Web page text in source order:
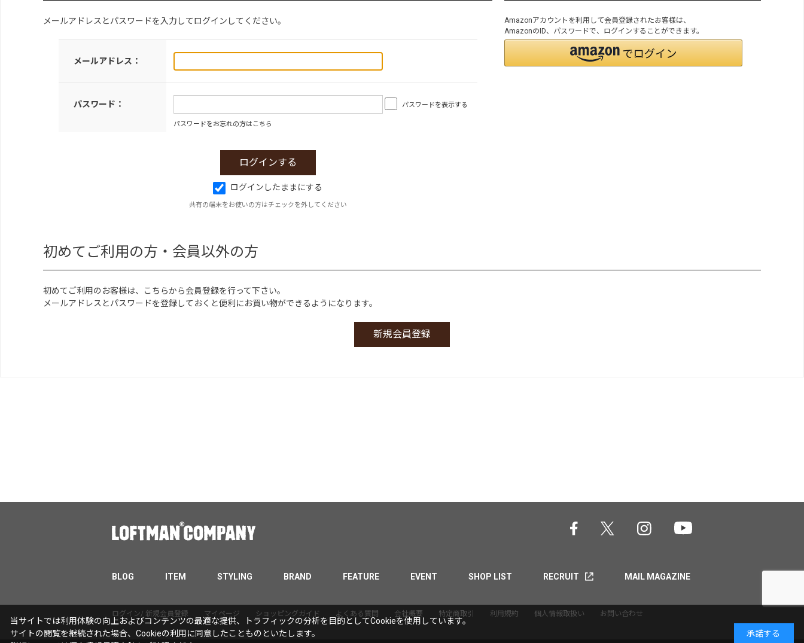
メールアドレスとパスワードを入力してログインしてください。
メールアドレス：
パスワード： パスワードを表示する
パスワードをお忘れの方はこちら
ログインしたままにする
共有の端末をお使いの方はチェックを外してください
Amazonアカウントを利用して会員登録されたお客様は、
AmazonのID、パスワードで、ログインすることができます。
初めてご利用の方・会員以外の方
初めてご利用のお客様は、こちらから会員登録を行って下さい。
メールアドレスとパスワードを登録しておくと便利にお買い物ができるようになります。
BLOG ITEM STYLING BRAND FEATURE EVENT SHOP LIST RECRUIT MAIL MAGAZINE
ログイン/ 新規会員登録 マイページ ショッピングガイド よくある質問 会社概要 特定商取引 利用規約 個人情報取扱い お問い合わせ
当サイトでは利用体験の向上およびコンテンツの最適な提供、トラフィックの分析を目的としてCookieを使用しています。
サイトの閲覧を継続された場合、Cookieの利用に同意したことものといたします。
承諾する